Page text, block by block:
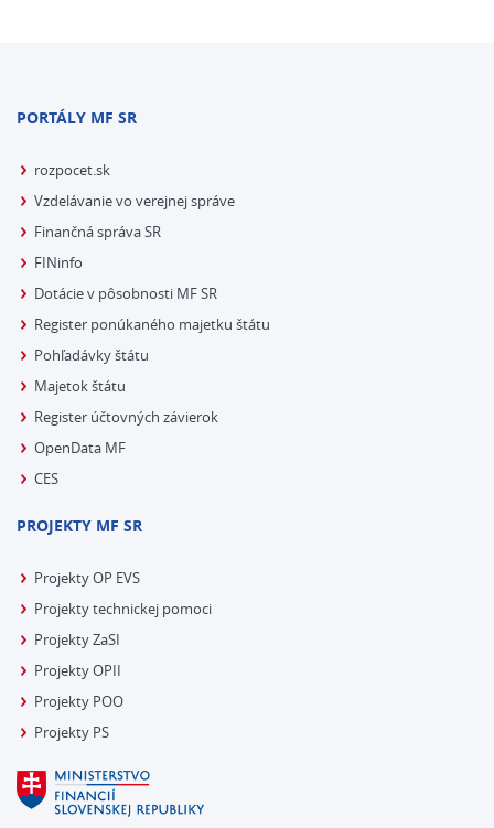
PORTÁLY MF SR
rozpocet.sk
Vzdelávanie vo verejnej správe
Finančná správa SR
FINinfo
Dotácie v pôsobnosti MF SR
Register ponúkaného majetku štátu
Pohľadávky štátu
Majetok štátu
Register účtovných závierok
OpenData MF
CES
PROJEKTY MF SR
Projekty OP EVS
Projekty technickej pomoci
Projekty ZaSI
Projekty OPII
Projekty POO
Projekty PS